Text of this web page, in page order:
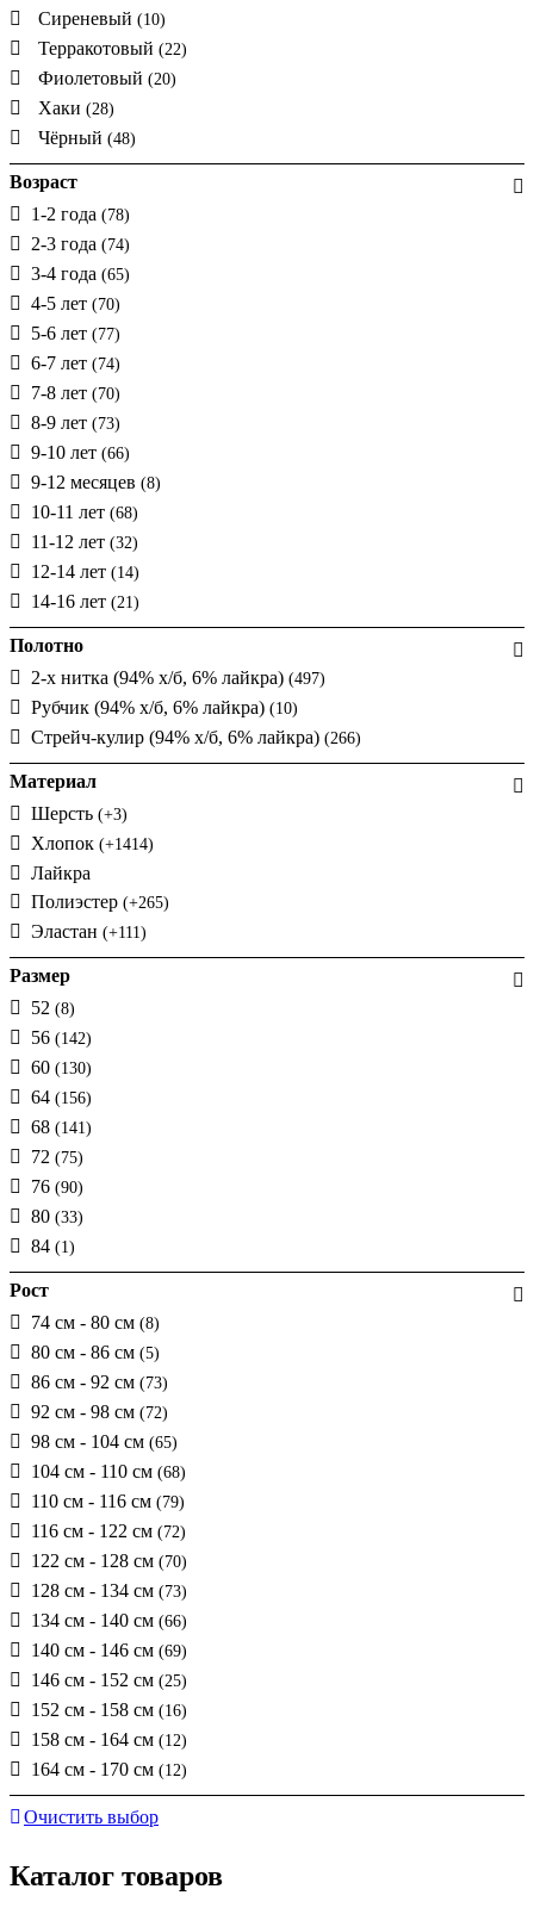
Сиреневый (10)
Терракотовый (22)
Фиолетовый (20)
Хаки (28)
Чёрный (48)
Возраст
1-2 года (78)
2-3 года (74)
3-4 года (65)
4-5 лет (70)
5-6 лет (77)
6-7 лет (74)
7-8 лет (70)
8-9 лет (73)
9-10 лет (66)
9-12 месяцев (8)
10-11 лет (68)
11-12 лет (32)
12-14 лет (14)
14-16 лет (21)
Полотно
2-х нитка (94% х/б, 6% лайкра) (497)
Рубчик (94% х/б, 6% лайкра) (10)
Стрейч-кулир (94% х/б, 6% лайкра) (266)
Материал
Шерсть (+3)
Хлопок (+1414)
Лайкра
Полиэстер (+265)
Эластан (+111)
Размер
52 (8)
56 (142)
60 (130)
64 (156)
68 (141)
72 (75)
76 (90)
80 (33)
84 (1)
Рост
74 см - 80 см (8)
80 см - 86 см (5)
86 см - 92 см (73)
92 см - 98 см (72)
98 см - 104 см (65)
104 см - 110 см (68)
110 см - 116 см (79)
116 см - 122 см (72)
122 см - 128 см (70)
128 см - 134 см (73)
134 см - 140 см (66)
140 см - 146 см (69)
146 см - 152 см (25)
152 см - 158 см (16)
158 см - 164 см (12)
164 см - 170 см (12)
Очистить выбор
Каталог товаров